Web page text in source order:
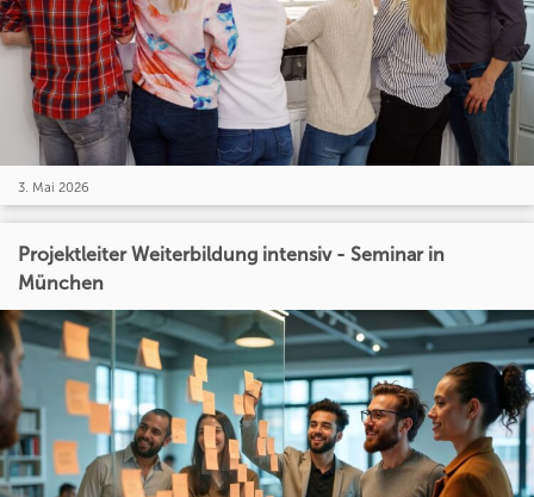
3. Mai 2026
Projektleiter Weiterbildung intensiv - Seminar in
München